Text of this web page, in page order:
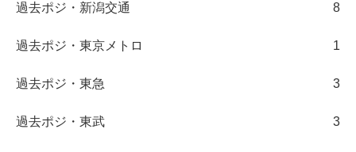
過去ポジ・新潟交通 8
過去ポジ・東京メトロ 1
過去ポジ・東急 3
過去ポジ・東武 3